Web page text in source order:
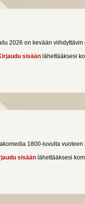
2026 on kevään viihdyttävin
Operaatio Ave Maria
sisään lähettääksesi
1800-luvulta
A Samurai in Time
sisään lähettääksesi